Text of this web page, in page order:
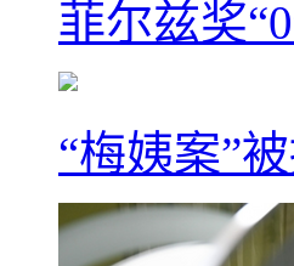
菲尔兹奖
“梅姨案”